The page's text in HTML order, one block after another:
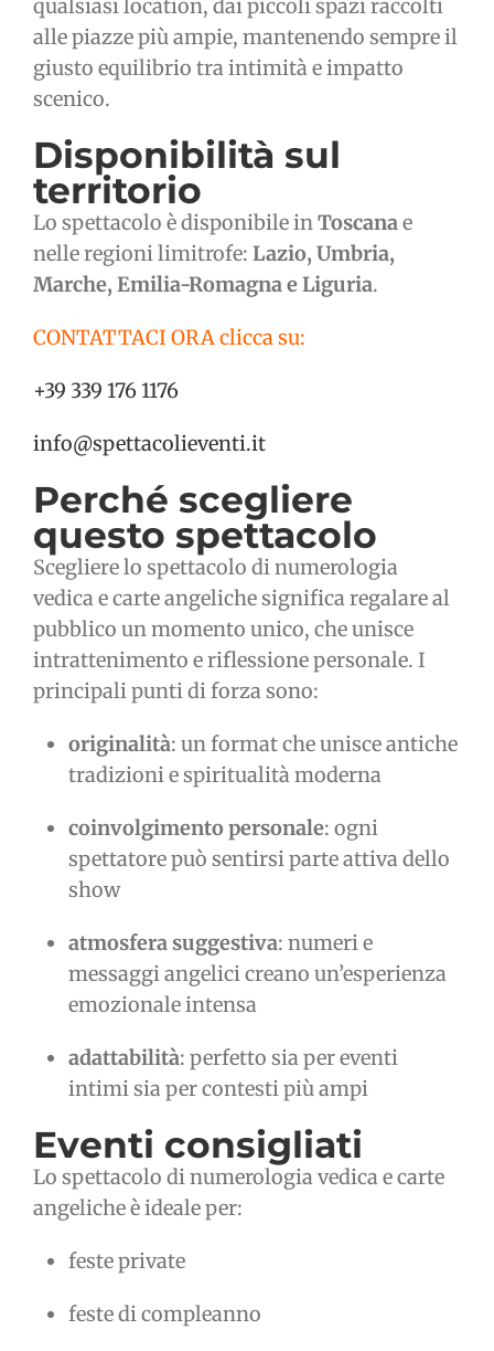
qualsiasi location, dai piccoli spazi raccolti
alle piazze più ampie, mantenendo sempre il
giusto equilibrio tra intimità e impatto
scenico.
Disponibilità sul
territorio
Lo spettacolo è disponibile inToscanae
nelle regioni limitrofe: Lazio, Umbria,
Marche, Emilia-Romagna e Liguria.
CONTATTACI ORA clicca su:
+39 339 176 1176
info@spettacolieventi.it
Perché scegliere
questo spettacolo
Scegliere lo spettacolo di numerologia
vedica e carte angeliche significa regalare al
pubblico un momento unico, che unisce
intrattenimento e riflessione personale. I
principali punti di forza sono:
originalità: un format che unisce antiche
tradizioni e spiritualità moderna
coinvolgimento personale: ogni
spettatore può sentirsi parte attiva dello
show
atmosfera suggestiva: numeri e
messaggi angelici creano un’esperienza
emozionale intensa
adattabilità: perfetto sia per eventi
intimi sia per contesti più ampi
Eventi consigliati
Lo spettacolo di numerologia vedica e carte
angeliche è ideale per:
feste private
feste di compleanno